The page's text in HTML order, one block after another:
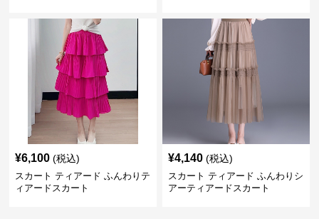
¥6,100 (税込)
スカート ティアード ふんわりテ
ィアードスカート
¥4,140 (税込)
スカート ティアード ふんわりシ
アーティアードスカート